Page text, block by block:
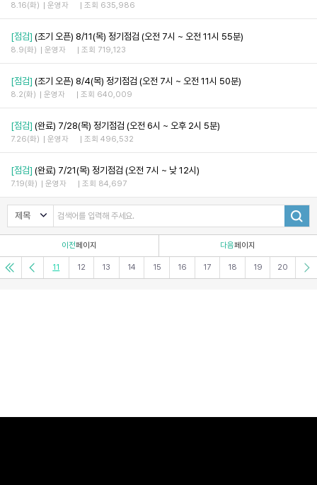
8.16(화) 운영자 조회 635,986
[점검] (조기 오픈) 8/11(목) 정기점검 (오전 7시 ~ 오전 11시 55분)
8.9(화) 운영자 조회 719,123
[점검] (조기 오픈) 8/4(목) 정기점검 (오전 7시 ~ 오전 11시 50분)
8.2(화) 운영자 조회 640,009
[점검] (완료) 7/28(목) 정기점검 (오전 6시 ~ 오후 2시 5분)
7.26(화) 운영자 조회 496,532
[점검] (완료) 7/21(목) 정기점검 (오전 7시 ~ 낮 12시)
7.19(화) 운영자 조회 84,697
이전페이지 다음페이지
11 12 13 14 15 16 17 18 19 20